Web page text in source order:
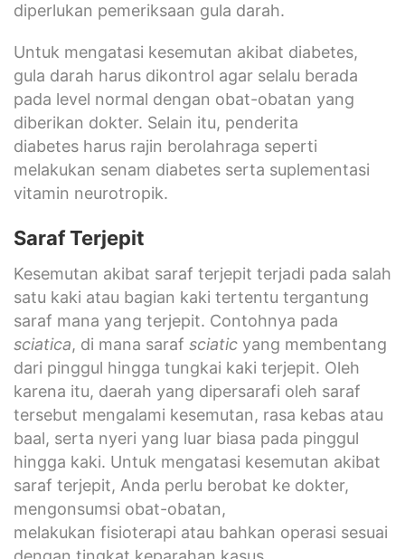
diperlukan pemeriksaan gula darah.
Untuk mengatasi kesemutan akibat diabetes,
gula darah harus dikontrol agar selalu berada
pada level normal dengan obat-obatan yang
diberikan dokter. Selain itu, penderita
diabetes harus rajin berolahraga seperti
melakukan senam diabetes serta suplementasi
vitamin neurotropik.
Saraf Terjepit
Kesemutan akibat saraf terjepit terjadi pada salah
satu kaki atau bagian kaki tertentu tergantung
saraf mana yang terjepit. Contohnya pada
sciatica, di mana saraf sciatic yang membentang
dari pinggul hingga tungkai kaki terjepit. Oleh
karena itu, daerah yang dipersarafi oleh saraf
tersebut mengalami kesemutan, rasa kebas atau
baal, serta nyeri yang luar biasa pada pinggul
hingga kaki. Untuk mengatasi kesemutan akibat
saraf terjepit, Anda perlu berobat ke dokter,
mengonsumsi obat-obatan,
melakukan fisioterapi atau bahkan operasi sesuai